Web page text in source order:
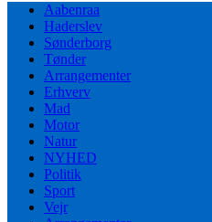
Aabenraa
Haderslev
Sønderborg
Tønder
Arrangementer
Erhverv
Mad
Motor
Natur
NYHED
Politik
Sport
Vejr